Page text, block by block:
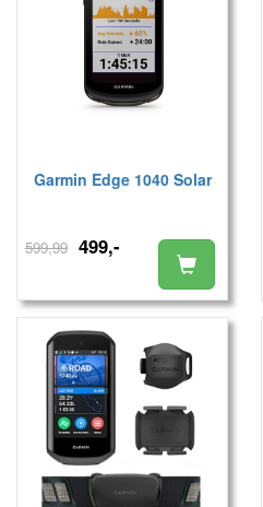
Garmin Edge 1040 Solar
599,99 499,-